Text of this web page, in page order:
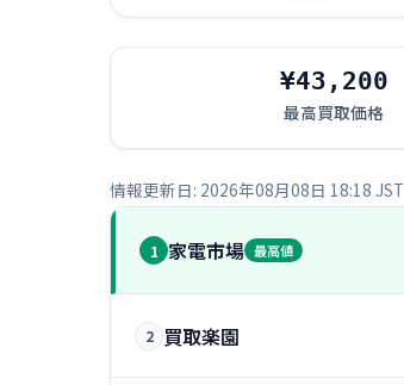
¥43,200
最高買取価格
情報更新日: 2026年08月08日 18:18 JST
1 家電市場 最高値
2 買取楽園